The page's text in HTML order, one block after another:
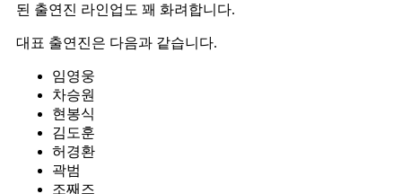
된 출연진 라인업도 꽤 화려합니다.
대표 출연진은 다음과 같습니다.
임영웅
차승원
현봉식
김도훈
허경환
곽범
조째즈